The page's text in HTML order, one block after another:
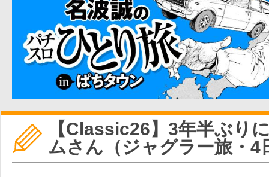
【Classic26】3年半ぶり
ムさん（ジャグラー旅・4